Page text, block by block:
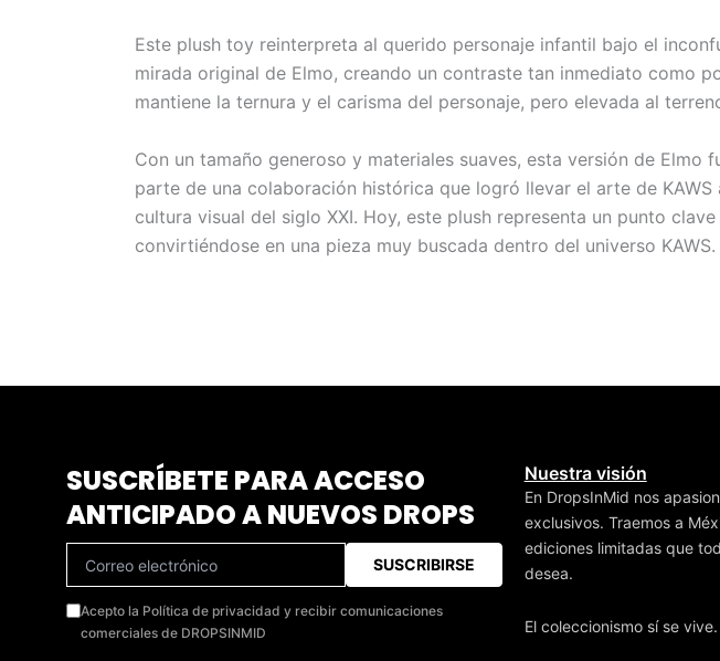
Este plush toy reinterpreta al querido personaje infantil bajo el
mirada original de Elmo, creando un contraste tan inmediato como
mantiene la ternura y el carisma del personaje, pero elevada al
Con un tamaño generoso y materiales suaves, esta versión de
parte de una colaboración histórica que logró llevar el arte de
cultura visual del siglo XXI. Hoy, este plush representa un punto
convirtiéndose en una pieza muy buscada dentro del universo KAWS.
SUSCRÍBETE PARA ACCESO
ANTICIPADO A NUEVOS DROPS
SUSCRIBIRSE
Acepto la Política de privacidad y recibir comunicaciones
comerciales de DROPSINMID
Nuestra visión
En DropsInMid nos
exclusivos. Traemos a
ediciones limitadas que
desea.
El coleccionismo sí se vive.